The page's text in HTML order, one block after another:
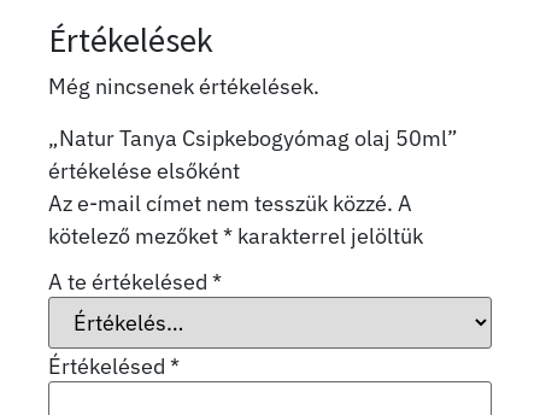
Értékelések
Még nincsenek értékelések.
„Natur Tanya Csipkebogyómag olaj 50ml”
értékelése elsőként
Az e-mail címet nem tesszük közzé. A
kötelező mezőket* karakterrel jelöltük
A te értékelésed *
Értékelésed *